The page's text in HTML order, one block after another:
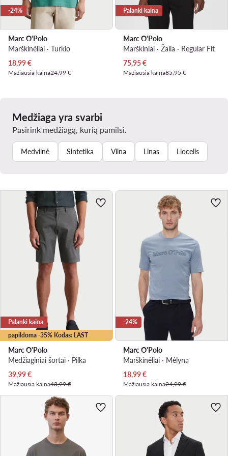
-24%
Marc O'Polo
Marškinėliai · Turkio
Dabartinė kaina
18,99€
Mažiausia kaina24,99 €
Palanki kaina
Marc O'Polo
Marškiniai · Žalia · Regular Fit
Dabartinė kaina
75,95€
Mažiausia kaina85,95 €
Medžiaga yra svarbi
Pasirink medžiagą, kurią pamilsi.
Medvilnė Sintetika Vilna Linas Liocelis
papildoma -35% Kodas: LAST
Palanki kaina
Marc O'Polo
Medžiaginiai šortai · Pilka
Dabartinė kaina
39,99€
Mažiausia kaina43,99 €
-24%
Marc O'Polo
Marškinėliai · Mėlyna
Dabartinė kaina
18,99€
Mažiausia kaina24,99 €